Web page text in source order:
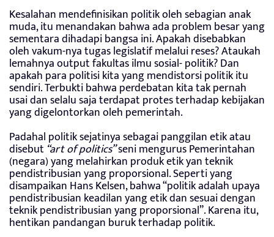
Kesalahan mendefinisikan politik oleh sebagian anak
muda, itu menandakan bahwa ada problem besar yang
sementara dihadapi bangsa ini. Apakah disebabkan
oleh vakum-nya tugas legislatif melalui reses? Ataukah
lemahnya output fakultas ilmu sosial- politik? Dan
apakah para politisi kita yang mendistorsi politik itu
sendiri. Terbukti bahwa perdebatan kita tak pernah
usai dan selalu saja terdapat protes terhadap kebijakan
yang digelontorkan oleh pemerintah.
Padahal politik sejatinya sebagai panggilan etik atau
disebut “art of politics”seni mengurus Pemerintahan
(negara) yang melahirkan produk etik yan teknik
pendistribusian yang proporsional. Seperti yang
disampaikan Hans Kelsen, bahwa “politik adalah upaya
pendistribusian keadilan yang etik dan sesuai dengan
teknik pendistribusian yang proporsional”. Karena itu,
hentikan pandangan buruk terhadap politik.